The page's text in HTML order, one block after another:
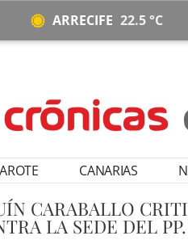
ARRECIFE 22.5 °C
CANARIAS
CARABALLO
LA SEDE DEL